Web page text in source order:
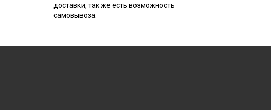
доставки, так же есть возможность
самовывоза.